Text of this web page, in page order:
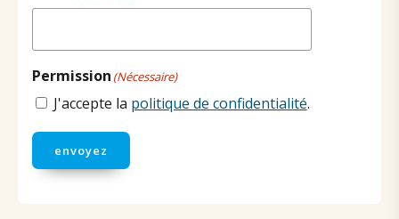
Permission (Nécessaire)
J'accepte la politique de confidentialité.
envoyez